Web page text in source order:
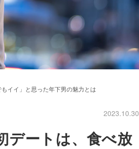
イイ」と思った年下男の魅力とは
2023.10.30
デートは、食べ放